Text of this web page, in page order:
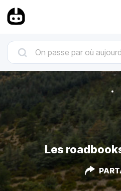
Les